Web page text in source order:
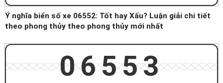
Ý nghĩa biển số xe 06552: Tốt hay Xấu? Luận giải chi tiết
theo phong thủy theo phong thủy mới nhất
06553